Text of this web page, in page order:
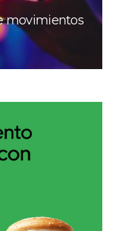
movimientos